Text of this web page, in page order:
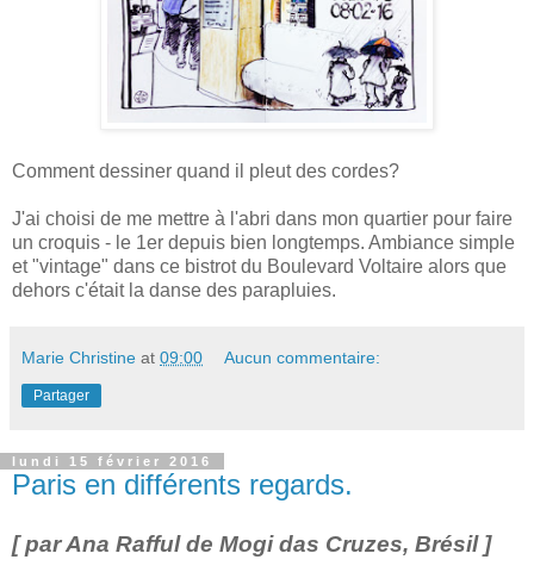
Comment dessiner quand il pleut des cordes?
J'ai choisi de me mettre à l'abri dans mon quartier pour faire
un croquis - le 1er depuis bien longtemps. Ambiance simple
et "vintage" dans ce bistrot du Boulevard Voltaire alors que
dehors c'était la danse des parapluies.
Marie Christine at 09:00 Aucun commentaire:
Partager
lundi 15 février 2016
Paris en différents regards.
[ par Ana Rafful de Mogi das Cruzes, Brésil ]